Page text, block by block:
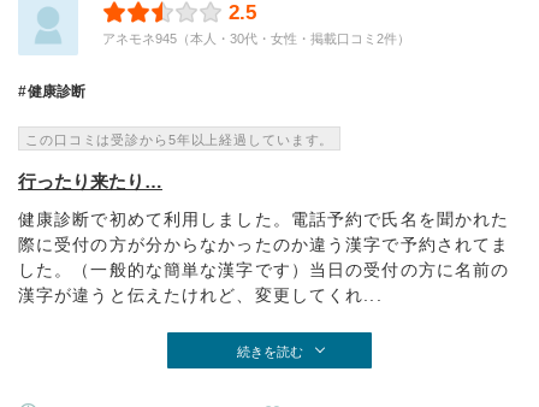
2.5
アネモネ945（本人・30代・女性・掲載口コミ2件）
健康診断
この口コミは受診から5年以上経過しています。
行ったり来たり…
健康診断で初めて利用しました。電話予約で氏名を聞かれた
際に受付の方が分からなかったのか違う漢字で予約されてま
した。（一般的な簡単な漢字です）当日の受付の方に名前の
漢字が違うと伝えたけれど、変更してくれ...
続きを読む